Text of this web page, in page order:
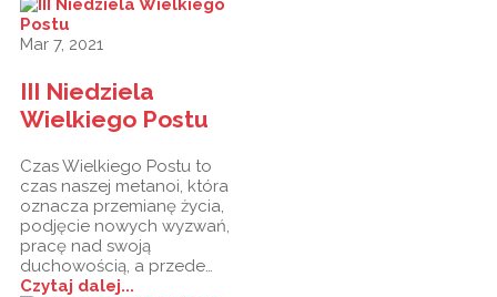
Mar 7, 2021
III Niedziela
Wielkiego Postu
Czas Wielkiego Postu to
czas naszej metanoi, która
oznacza przemianę życia,
podjęcie nowych wyzwań,
pracę nad swoją
duchowością, a przede…
Czytaj dalej...